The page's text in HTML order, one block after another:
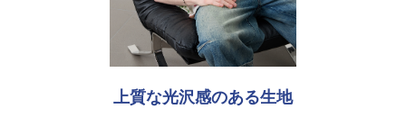
上質な光沢感のある生地